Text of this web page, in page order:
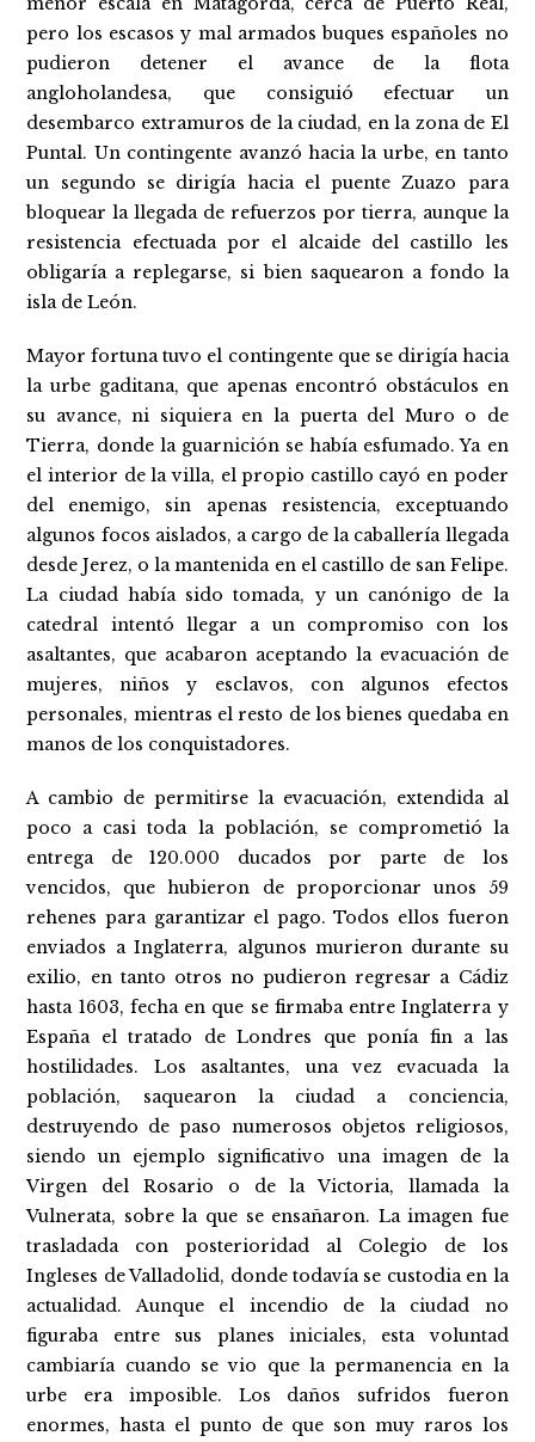
pero los escasos y mal armados buques españoles no
pudieron detener el avance de la flota
angloholandesa, que consiguió efectuar un
desembarco extramuros de la ciudad, en la zona de El
Puntal. Un contingente avanzó hacia la urbe, en tanto
un segundo se dirigía hacia el puente Zuazo para
bloquear la llegada de refuerzos por tierra, aunque la
resistencia efectuada por el alcaide del castillo les
obligaría a replegarse, si bien saquearon a fondo la
isla de León.
Mayor fortuna tuvo el contingente que se dirigía hacia
la urbe gaditana, que apenas encontró obstáculos en
su avance, ni siquiera en la puerta del Muro o de
Tierra, donde la guarnición se había esfumado. Ya en
el interior de la villa, el propio castillo cayó en poder
del enemigo, sin apenas resistencia, exceptuando
algunos focos aislados, a cargo de la caballería llegada
desde Jerez, o la mantenida en el castillo de san Felipe.
La ciudad había sido tomada, y un canónigo de la
catedral intentó llegar a un compromiso con los
asaltantes, que acabaron aceptando la evacuación de
mujeres, niños y esclavos, con algunos efectos
personales, mientras el resto de los bienes quedaba en
manos de los conquistadores.
A cambio de permitirse la evacuación, extendida al
poco a casi toda la población, se comprometió la
entrega de 120.000 ducados por parte de los
vencidos, que hubieron de proporcionar unos 59
rehenes para garantizar el pago. Todos ellos fueron
enviados a Inglaterra, algunos murieron durante su
exilio, en tanto otros no pudieron regresar a Cádiz
hasta 1603, fecha en que se firmaba entre Inglaterra y
España el tratado de Londres que ponía fin a las
hostilidades. Los asaltantes, una vez evacuada la
población, saquearon la ciudad a conciencia,
destruyendo de paso numerosos objetos religiosos,
siendo un ejemplo significativo una imagen de la
Virgen del Rosario o de la Victoria, llamada la
Vulnerata, sobre la que se ensañaron. La imagen fue
trasladada con posterioridad al Colegio de los
Ingleses de Valladolid, donde todavía se custodia en la
actualidad. Aunque el incendio de la ciudad no
figuraba entre sus planes iniciales, esta voluntad
cambiaría cuando se vio que la permanencia en la
urbe era imposible. Los daños sufridos fueron
enormes, hasta el punto de que son muy raros los